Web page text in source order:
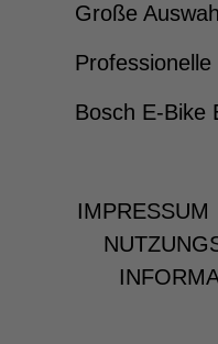
Große
Bosch E-Bike
IMPRESSUM